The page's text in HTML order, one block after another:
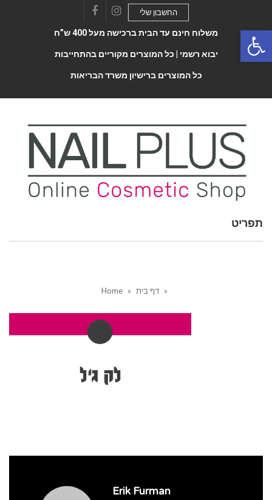
FacebookInstagram
החשבון שלי
משלוח חינם עד הבית ברכישה מעל 400 ש”ח
יבוא רשמי | כל המוצרים מקוריים בהתחייבות
כל המוצרים ברישיון משרד הבריאות
Toggle
תפריט
Home » דף בית »
Erik Furman